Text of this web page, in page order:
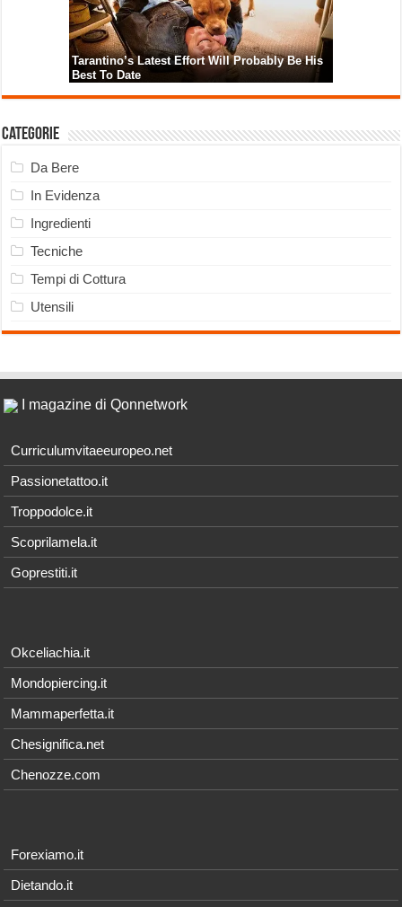
Categorie
Da Bere
In Evidenza
Ingredienti
Tecniche
Tempi di Cottura
Utensili
I magazine di Qonnetwork
Curriculumvitaeeuropeo.net
Passionetattoo.it
Troppodolce.it
Scoprilamela.it
Goprestiti.it
Okceliachia.it
Mondopiercing.it
Mammaperfetta.it
Chesignifica.net
Chenozze.com
Forexiamo.it
Dietando.it